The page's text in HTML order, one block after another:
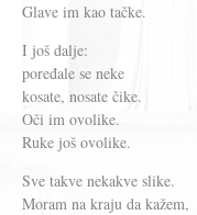
Glave im kao tačke.
I još dalje:
poređale se neke
kosate, nosate čike.
Oči im ovolike.
Ruke još ovolike.
Sve takve nekakve slike.
Moram na kraju da kažem,